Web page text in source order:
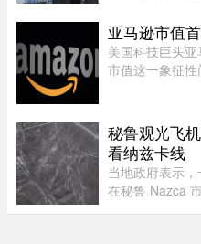
为可能带来经
亚马逊市值
美国科技巨头
市值这一象征
马逊股价上涨
秘鲁观光飞
看纳兹卡线
当地政府表示
在秘鲁 Nazca